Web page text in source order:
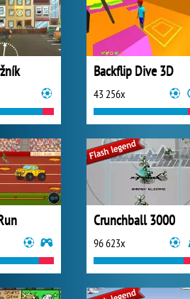
Backflip Dive 3D
43 256x
Crunchball 3000
96 623x